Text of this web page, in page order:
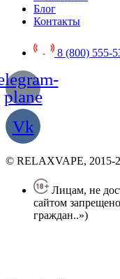
Блог
Контакты
8 (800) 555-
plane
Vk
© RELAXVAPE, 2015-
Лицам, не
сайтом
граждан..»)